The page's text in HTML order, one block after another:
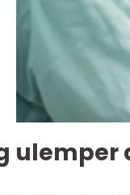
ulemper